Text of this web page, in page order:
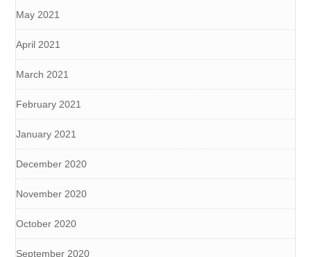
May 2021
April 2021
March 2021
February 2021
January 2021
December 2020
November 2020
October 2020
September 2020